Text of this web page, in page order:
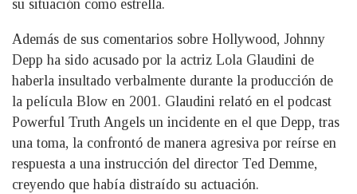
su situación como estrella.
Además de sus comentarios sobre Hollywood, Johnny
Depp ha sido acusado por la actriz Lola Glaudini de
haberla insultado verbalmente durante la producción de
la película Blow en 2001. Glaudini relató en el podcast
Powerful Truth Angels un incidente en el que Depp, tras
una toma, la confrontó de manera agresiva por reírse en
respuesta a una instrucción del director Ted Demme,
creyendo que había distraído su actuación.